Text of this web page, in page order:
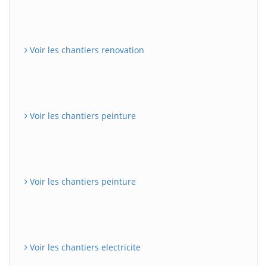
Voir les chantiers renovation
Voir les chantiers peinture
Voir les chantiers peinture
Voir les chantiers electricite